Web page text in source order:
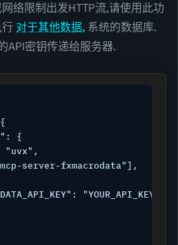
络限制出发HTTP流,请使用此功
对于其他数据, 系统的数据库.
API密钥传递给服务器.
{
"uvx",
server-fxmacrodata"],
"YOUR_API_KEY"